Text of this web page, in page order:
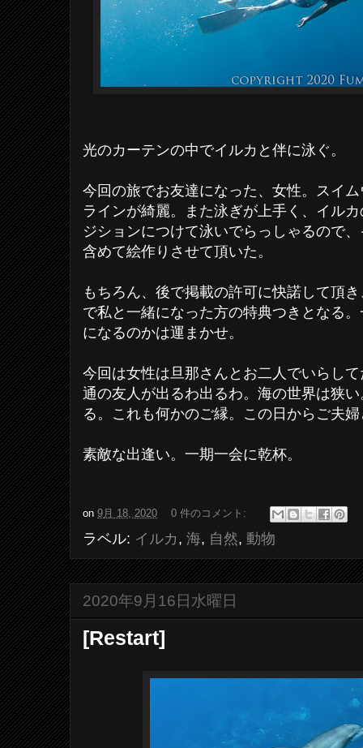
光のカーテンの中でイルカと伴に泳ぐ。
今回の旅でお友達になった、女性。スイ
ラインが綺麗。また泳ぎが上手く、イル
ジションにつけて泳いでらっしゃるので
含めて絵作りさせて頂いた。
もちろん、後で掲載の許可に快諾して頂
で私と一緒になった方の特典つきとなる
になるのかは運まかせ。
今回は女性は旦那さんとお二人でいらし
通の友人が出るわ出るわ。海の世界は狭
る。これも何かのご縁。この日からご夫
素敵な出逢い。一期一会に乾杯。
on 9月 18, 2020 0 件のコメント:
ラベル: イルカ , 海, 自然, 動物
2020年9月16日水曜日
[Restart]